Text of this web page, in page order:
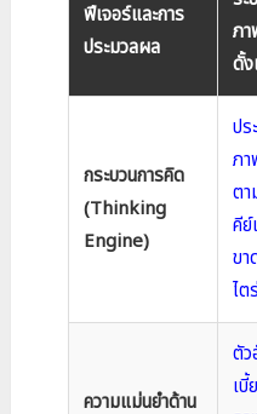
ฟีเจอร์และการ
ประมวลผล
ภ
ดั้
กระบวนการคิด
(Thinking
Engine)
ปร
ภ
ตา
คีย์
ขา
ไต
ความแม่นยำด้าน
ตั
เบี้